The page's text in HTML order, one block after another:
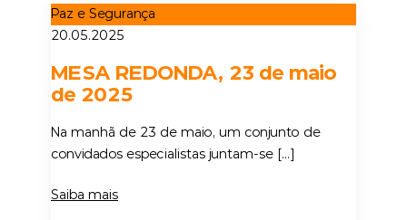
Paz e Segurança
20.05.2025
MESA REDONDA, 23 de maio
de 2025
Na manhã de 23 de maio, um conjunto de
convidados especialistas juntam-se […]
Saiba mais